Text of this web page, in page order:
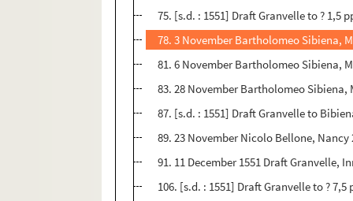
75. [s.d. : 1551] Draft Granvelle to ? 1,5
78. 3 November Bartholomeo Sibiena,
81. 6 November Bartholomeo Sibiena,
83. 28 November Bartholomeo Sibiena,
87. [s.d. : 1551] Draft Granvelle to
89. 23 November Nicolo Bellone,
91. 11 December 1551 Draft Granvelle,
106. [s.d. : 1551] Draft Granvelle to ? 7,5